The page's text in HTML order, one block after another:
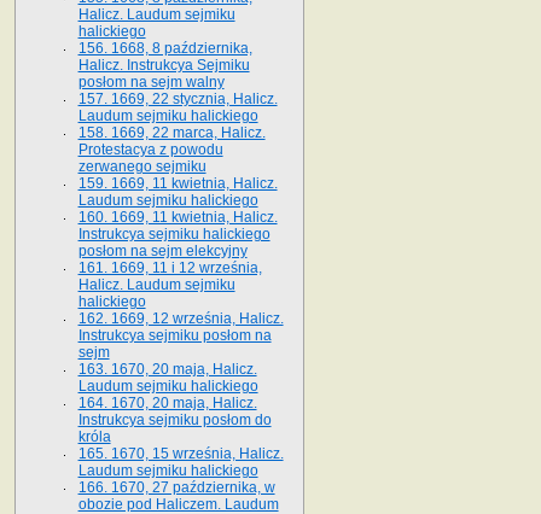
Halicz. Laudum sejmiku
halickiego
156. 1668, 8 października,
Halicz. Instrukcya Sejmiku
posłom na sejm walny
157. 1669, 22 stycznia, Halicz.
Laudum sejmiku halickiego
158. 1669, 22 marca, Halicz.
Protestacya z powodu
zerwanego sejmiku
159. 1669, 11 kwietnia, Halicz.
Laudum sejmiku halickiego
160. 1669, 11 kwietnia, Halicz.
Instrukcya sejmiku halickiego
posłom na sejm elekcyjny
161. 1669, 11 i 12 września,
Halicz. Laudum sejmiku
halickiego
162. 1669, 12 września, Halicz.
Instrukcya sejmiku posłom na
sejm
163. 1670, 20 maja, Halicz.
Laudum sejmiku halickiego
164. 1670, 20 maja, Halicz.
Instrukcya sejmiku posłom do
króla
165. 1670, 15 września, Halicz.
Laudum sejmiku halickiego
166. 1670, 27 października, w
obozie pod Haliczem. Laudum